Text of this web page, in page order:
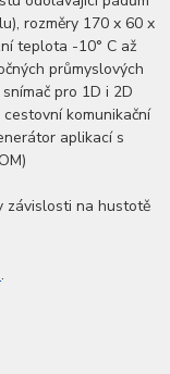
rozměry 170 x 60 x
teplota -10° C až
průmyslových
pro 1D i 2D
komunikační
aplikací s
závislosti na hustotě
.